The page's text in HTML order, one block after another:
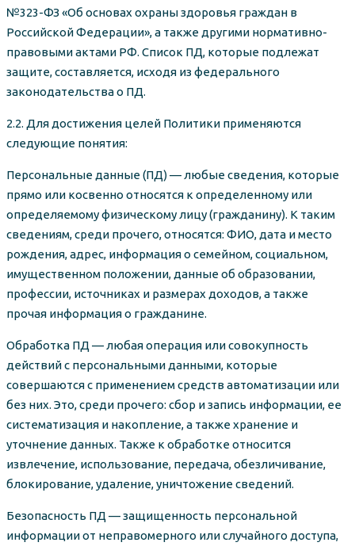
№323-ФЗ «Об основах охраны здоровья граждан в
Российской Федерации», а также другими нормативно-
правовыми актами РФ. Список ПД, которые подлежат
защите, составляется, исходя из федерального
законодательства о ПД.
2.2. Для достижения целей Политики применяются
следующие понятия:
Персональные данные (ПД) — любые сведения, которые
прямо или косвенно относятся к определенному или
определяемому физическому лицу (гражданину). К таким
сведениям, среди прочего, относятся: ФИО, дата и место
рождения, адрес, информация о семейном, социальном,
имущественном положении, данные об образовании,
профессии, источниках и размерах доходов, а также
прочая информация о гражданине.
Обработка ПД — любая операция или совокупность
действий с персональными данными, которые
совершаются с применением средств автоматизации или
без них. Это, среди прочего: сбор и запись информации, ее
систематизация и накопление, а также хранение и
уточнение данных. Также к обработке относится
извлечение, использование, передача, обезличивание,
блокирование, удаление, уничтожение сведений.
Безопасность ПД — защищенность персональной
информации от неправомерного или случайного доступа,